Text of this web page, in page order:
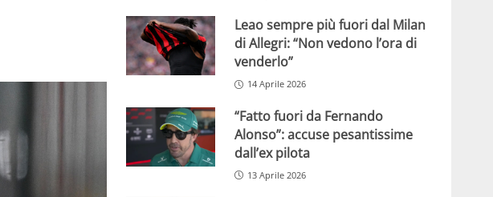
Leao sempre più fuori dal Milan
di Allegri: “Non vedono l’ora di
venderlo”
14 Aprile 2026
“Fatto fuori da Fernando
Alonso”: accuse pesantissime
dall’ex pilota
13 Aprile 2026